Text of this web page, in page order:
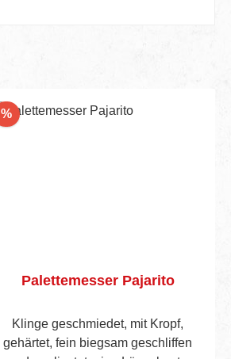
%Rabatt
Palettemesser Pajarito
Klinge geschmiedet, mit Kropf,
gehärtet, fein biegsam geschliffen